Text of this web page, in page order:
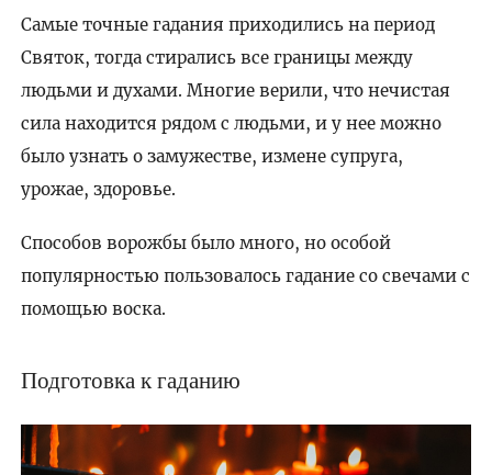
Самые точные гадания приходились на период
Святок, тогда стирались все границы между
людьми и духами. Многие верили, что нечистая
сила находится рядом с людьми, и у нее можно
было узнать о замужестве, измене супруга,
урожае, здоровье.
Способов ворожбы было много, но особой
популярностью пользовалось гадание со свечами с
помощью воска.
Подготовка к гаданию